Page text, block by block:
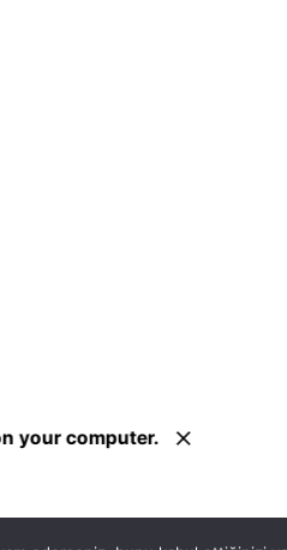
your computer.